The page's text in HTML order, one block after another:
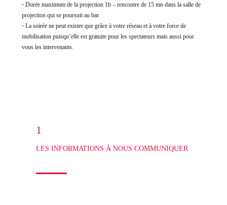
· Durée maximum de la projection 1h – rencontre de 15 mn dans la salle de
projection qui se poursuit au bar.
· La soirée ne peut exister que grâce à votre réseau et à votre force de
mobilisation puisqu’elle est gratuite pour les spectateurs mais aussi pour
vous les intervenants.
1
LES INFORMATIONS À NOUS COMMUNIQUER